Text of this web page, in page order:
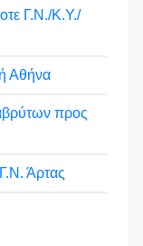
Γ.Ν./Κ.Υ./
Αθήνα
προς
Άρτας